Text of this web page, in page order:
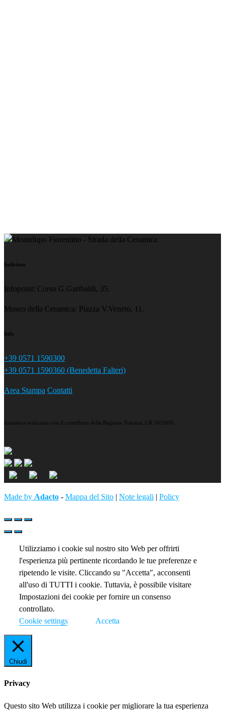
Indirizzo
Infopoint: Corso G.Garibaldi, 35.
Museo della Ceramica: Piazza V.Veneto, 11.
Info
+39 0571 1590300
+39 0571 1590360 (Benedetta Falteri)
Area Stampa Contatti
Iniziativa realizzata con il contributo della Regione Toscana, LR 10/2008.
Made by Adacto - Mappa del Sito | Note legali | Policy
Utilizziamo i cookie sul nostro sito Web per offrirti
l'esperienza più pertinente ricordando le tue preferenze e
ripetendo le visite. Cliccando su "Accetta", acconsenti
all'uso di TUTTI i cookie. Tuttavia, è possibile visitare
Impostazioni dei cookie per fornire un consenso
controllato.
Cookie settings
Accetta
Chiudi
Privacy
Questo sito Web utilizza i cookie per migliorare la tua esperienza